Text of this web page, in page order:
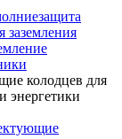
заземления
колодцев для
энергетики